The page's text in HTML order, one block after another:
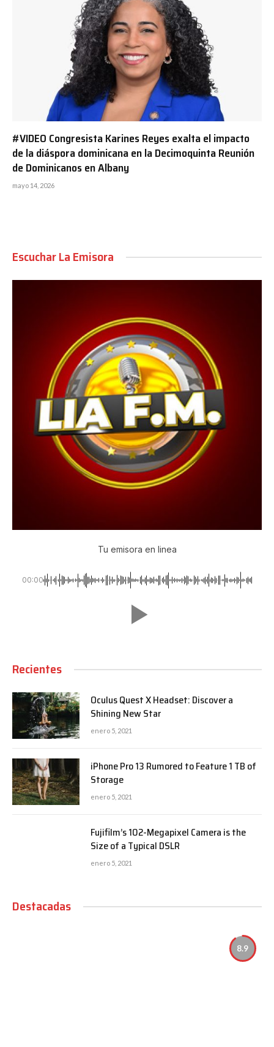
#VIDEO Congresista Karines Reyes exalta el impacto
de la diáspora dominicana en la Decimoquinta Reunión
de Dominicanos en Albany
mayo 14, 2026
Escuchar La Emisora
Tu emisora en linea
00:00
Recientes
Oculus Quest X Headset: Discover a
Shining New Star
enero 5, 2021
iPhone Pro 13 Rumored to Feature 1 TB of
Storage
enero 5, 2021
Fujifilm’s 102-Megapixel Camera is the
Size of a Typical DSLR
enero 5, 2021
Destacadas
8.9